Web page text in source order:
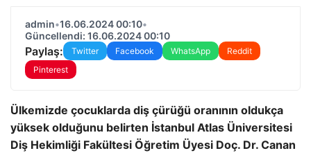
admin•16.06.2024 00:10•
Güncellendi: 16.06.2024 00:10
Paylaş: Twitter Facebook WhatsApp
Reddit
Pinterest
Ülkemizde çocuklarda diş çürüğü oranının oldukça
yüksek olduğunu belirten İstanbul Atlas Üniversitesi
Diş Hekimliği Fakültesi Öğretim Üyesi Doç. Dr. Canan